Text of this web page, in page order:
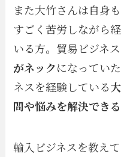
また大竹さんは自身
すごく苦労しながら
いる方。貿易ビジネ
がネックになってい
ネスを経験している
問や悩みを解決できる
輸入ビジネスを教え